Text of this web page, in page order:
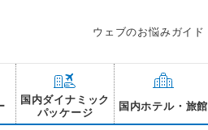
ウェブのお悩みガイド
国内ダイナミック
パッケージ
国内ホテル・旅館